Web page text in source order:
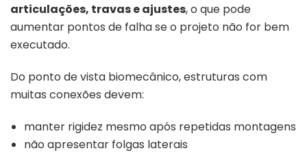
articulações, travas e ajustes, o que pode
aumentar pontos de falha se o projeto não for bem
executado.
Do ponto de vista biomecânico, estruturas com
muitas conexões devem:
manter rigidez mesmo após repetidas montagens
não apresentar folgas laterais